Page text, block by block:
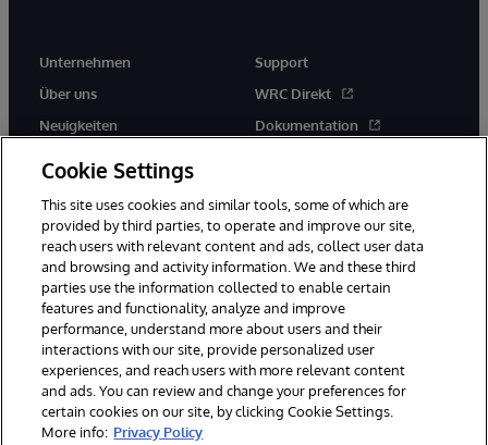
Unternehmen
Über uns
Neuigkeiten
Support
WRC Direkt
Dokumentation
© 1996-2026 InterSystems Corporation, Boston, MA. Alle Rechte
vorbehalten.
Mitteilungen/Geschäftsbedingungen
Erklärung zum Datenschutz
Geld-zurück-Garantie
Impressum Barrierefreiheit
Cookie Settings
This site uses cookies and similar tools, some of which are
provided by third parties, to operate and improve our site,
reach users with relevant content and ads, collect user data
and browsing and activity information. We and these third
parties use the information collected to enable certain
features and functionality, analyze and improve
performance, understand more about users and their
interactions with our site, provide personalized user
experiences, and reach users with more relevant content
and ads. You can review and change your preferences for
certain cookies on our site, by clicking Cookie Settings.
More info: Privacy Policy